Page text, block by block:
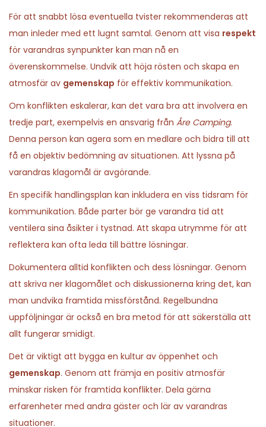
För att snabbt lösa eventuella tvister rekommenderas att
man inleder med ett lugnt samtal. Genom att visa respekt
för varandras synpunkter kan man nå en
överenskommelse. Undvik att höja rösten och skapa en
atmosfär av gemenskap för effektiv kommunikation.
Om konflikten eskalerar, kan det vara bra att involvera en
tredje part, exempelvis en ansvarig från Åre Camping.
Denna person kan agera som en medlare och bidra till att
få en objektiv bedömning av situationen. Att lyssna på
varandras klagomål är avgörande.
En specifik handlingsplan kan inkludera en viss tidsram för
kommunikation. Både parter bör ge varandra tid att
ventilera sina åsikter i tystnad. Att skapa utrymme för att
reflektera kan ofta leda till bättre lösningar.
Dokumentera alltid konflikten och dess lösningar. Genom
att skriva ner klagomålet och diskussionerna kring det, kan
man undvika framtida missförstånd. Regelbundna
uppföljningar är också en bra metod för att säkerställa att
allt fungerar smidigt.
Det är viktigt att bygga en kultur av öppenhet och
gemenskap. Genom att främja en positiv atmosfär
minskar risken för framtida konflikter. Dela gärna
erfarenheter med andra gäster och lär av varandras
situationer.